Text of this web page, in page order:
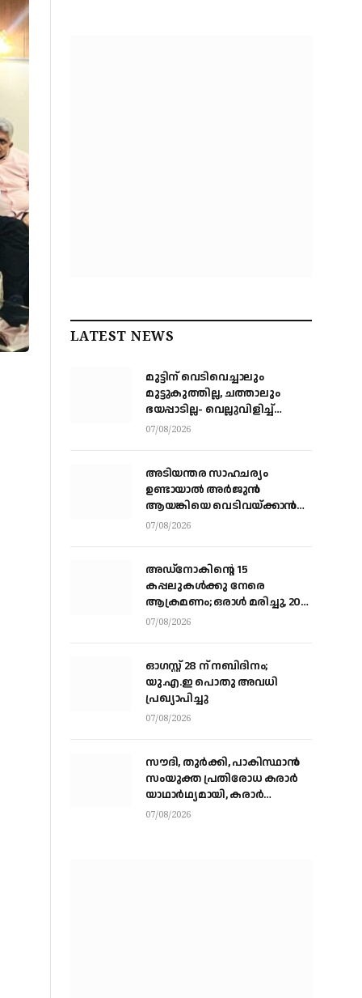
LATEST NEWS
മുട്ടിന് വെടിവെച്ചാലും
മുട്ടുകുത്തില്ല, ചത്താലും
ഭയപ്പാടില്ല- വെല്ലുവിളിച്ച്
വീണ്ടും അർജ്ജുൻ ആയങ്കി
07/08/2026
അടിയന്തര സാഹചര്യം
ഉണ്ടായാല്‍ അര്‍ജുന്‍
ആയങ്കിയെ വെടിവയ്ക്കാന്‍
നിര്‍ദേശം
07/08/2026
അഡ്നോകിന്റെ 15
കപ്പലുകള്‍ക്കു നേരെ
ആക്രമണം; ഒരാള്‍ മരിച്ചു, 20
പേര്‍ക്ക് പരിക്ക്
07/08/2026
ഓഗസ്റ്റ് 28 ന് നബിദിനം;
യു.എ.ഇ പൊതു അവധി
പ്രഖ്യാപിച്ചു
07/08/2026
സൗദി, തുര്‍ക്കി, പാകിസ്ഥാന്‍
സംയുക്ത പ്രതിരോധ കരാര്‍
യാഥാര്‍ഥ്യമായി, കരാര്‍
ഒപ്പുവെച്ചത് വിശുദ്ധ ഹറമിന്റെ
07/08/2026